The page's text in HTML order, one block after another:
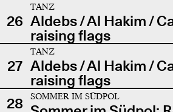
26
TANZ
Aldebs / Al Hakim /
raising flags
27
TANZ
Aldebs / Al Hakim /
raising flags
28
SOMMER IM SÜDPOL